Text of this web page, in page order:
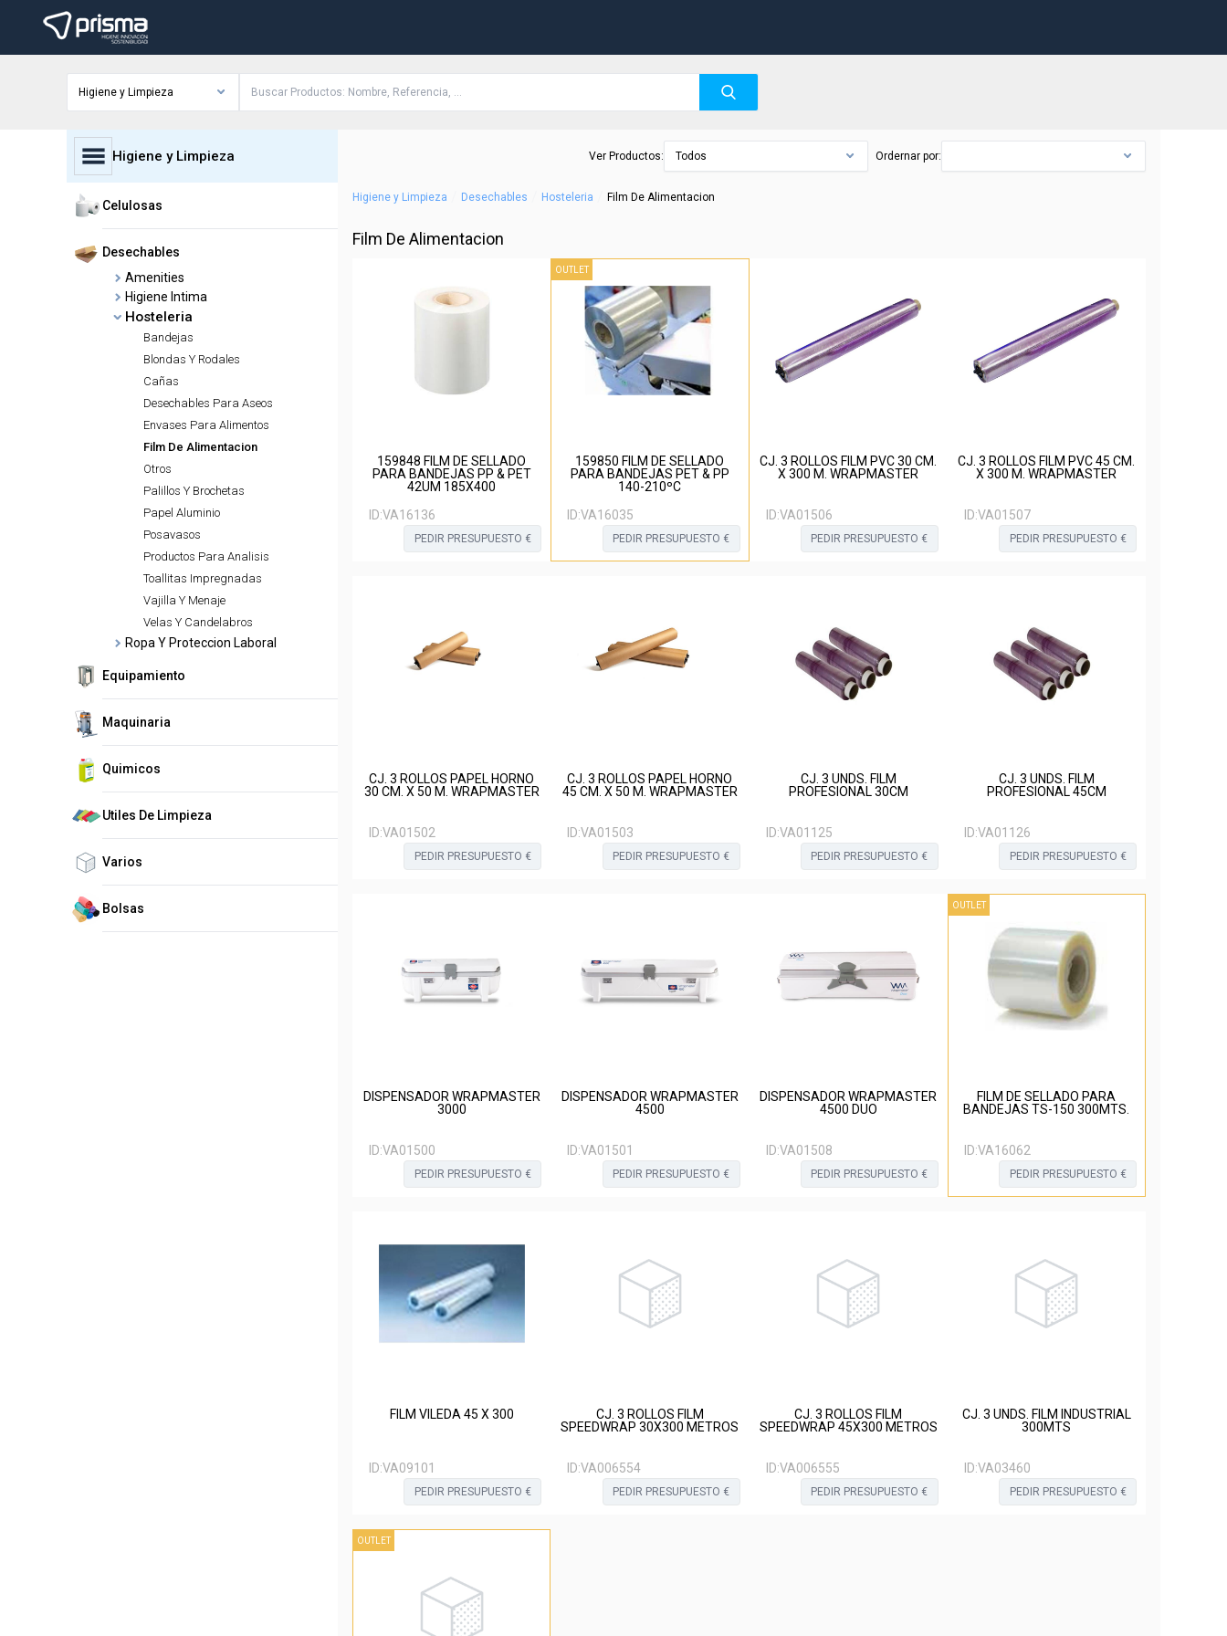
Higiene y Limpieza
Higiene y Limpieza
Celulosas
Desechables
Amenities
Higiene Intima
Hosteleria
Bandejas
Blondas Y Rodales
Cañas
Desechables Para Aseos
Envases Para Alimentos
Film De Alimentacion
Otros
Palillos Y Brochetas
Papel Aluminio
Posavasos
Productos Para Analisis
Toallitas Impregnadas
Vajilla Y Menaje
Velas Y Candelabros
Ropa Y Proteccion Laboral
Equipamiento
Maquinaria
Quimicos
Utiles De Limpieza
Varios
Bolsas
Ver Productos: Todos Ordernar por:
Higiene y Limpieza Desechables Hosteleria Film De Alimentacion
Film De Alimentacion
159848 FILM DE SELLADO
PARA BANDEJAS PP & PET
42UM 185X400
ID:VA16136
PEDIR PRESUPUESTO €
OUTLET
159850 FILM DE SELLADO
PARA BANDEJAS PET & PP
140-210ºC
ID:VA16035
PEDIR PRESUPUESTO €
CJ. 3 ROLLOS FILM PVC 30 CM.
X 300 M. WRAPMASTER
ID:VA01506
PEDIR PRESUPUESTO €
CJ. 3 ROLLOS FILM PVC 45 CM.
X 300 M. WRAPMASTER
ID:VA01507
PEDIR PRESUPUESTO €
CJ. 3 ROLLOS PAPEL HORNO
30 CM. X 50 M. WRAPMASTER
ID:VA01502
PEDIR PRESUPUESTO €
CJ. 3 ROLLOS PAPEL HORNO
45 CM. X 50 M. WRAPMASTER
ID:VA01503
PEDIR PRESUPUESTO €
CJ. 3 UNDS. FILM
PROFESIONAL 30CM
ID:VA01125
PEDIR PRESUPUESTO €
CJ. 3 UNDS. FILM
PROFESIONAL 45CM
ID:VA01126
PEDIR PRESUPUESTO €
DISPENSADOR WRAPMASTER
3000
ID:VA01500
PEDIR PRESUPUESTO €
DISPENSADOR WRAPMASTER
4500
ID:VA01501
PEDIR PRESUPUESTO €
DISPENSADOR WRAPMASTER
4500 DUO
ID:VA01508
PEDIR PRESUPUESTO €
OUTLET
FILM DE SELLADO PARA
BANDEJAS TS-150 300MTS.
ID:VA16062
PEDIR PRESUPUESTO €
FILM VILEDA 45 X 300
ID:VA09101
PEDIR PRESUPUESTO €
CJ. 3 ROLLOS FILM
SPEEDWRAP 30X300 METROS
ID:VA006554
PEDIR PRESUPUESTO €
CJ. 3 ROLLOS FILM
SPEEDWRAP 45X300 METROS
ID:VA006555
PEDIR PRESUPUESTO €
CJ. 3 UNDS. FILM INDUSTRIAL
300MTS
ID:VA03460
PEDIR PRESUPUESTO €
OUTLET